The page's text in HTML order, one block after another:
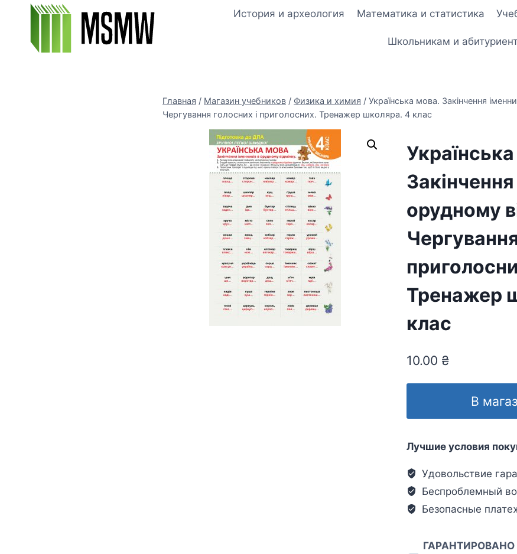
Перейти
содержимому
История и археология Математика и статистика
Школьникам и
Главная / Магазин учебников / Физика и химия / Українська мова. Закінчення
Чергування голосних і приголосних. Тренажер школяра. 4 клас
орудному
Тренажер
клас
10.00 ₴
В
Лучшие условия
Удовольствие
Беспроблемный
Безопасные